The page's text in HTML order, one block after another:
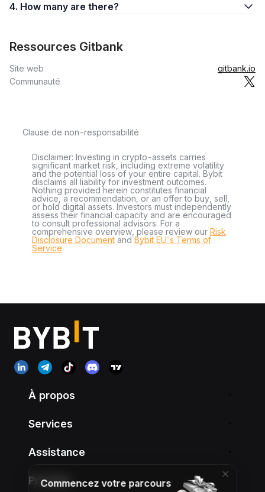
4. How many are there?
Ressources Gitbank
Site web
gitbank.io
Communauté
Clause de non-responsabilité
Disclaimer: Investing in crypto-assets carries
significant market risk, including extreme volatility
and the potential loss of your entire capital. Bybit
disclaims all liability for investment outcomes.
Nothing provided herein constitutes financial
advice, a recommendation, or an offer to buy, sell,
or hold digital assets. Investors must independently
assess their financial capacity and are encouraged
to consult professional advisors. For a
comprehensive overview, please review our Risk
Disclosure Document andBybit EU´s Terms of
Service.
À propos
Services
Assistance
Produits
Commencez votre parcours